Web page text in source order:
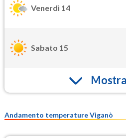
Venerdì 14
Sabato 15
Andamento temperature Viganò